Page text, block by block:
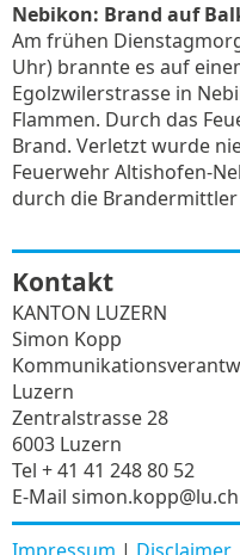
Nebikon: Brand auf
Am frühen
Uhr) brannte es auf
Egolzwilerstrasse in
Flammen. Durch das
Brand. Verletzt wurde
Feuerwehr Altishofen-
durch die
Kontakt
KANTON LUZERN
Simon Kopp
Luzern
Zentralstrasse 28
6003 Luzern
Tel + 41 41 248 80 52
E-Mail simon.kopp@lu.ch